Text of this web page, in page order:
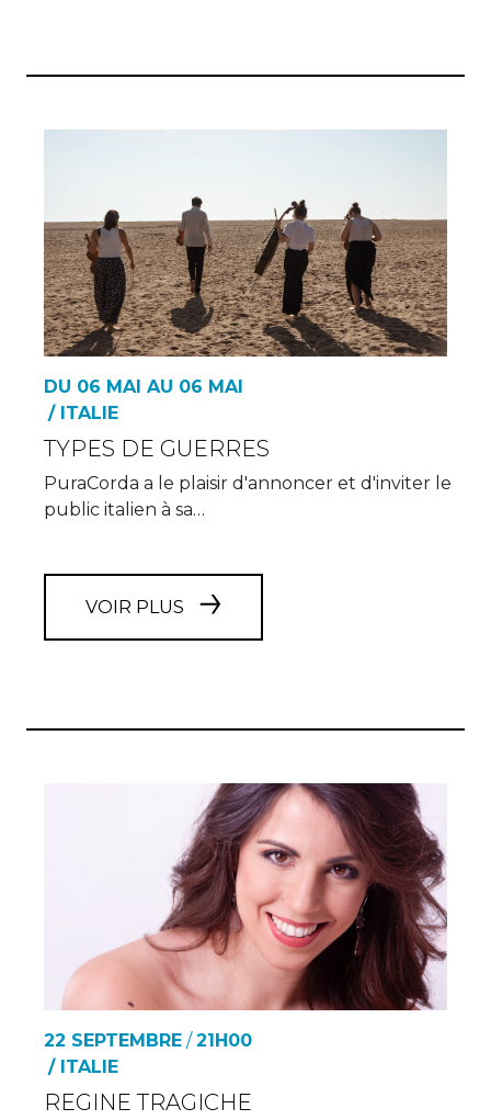
DU 06 MAI AU 06 MAI
/ ITALIE
TYPES DE GUERRES
PuraCorda a le plaisir d'annoncer et d'inviter le
public italien à sa…
VOIR PLUS
22 SEPTEMBRE / 21H00
/ ITALIE
REGINE TRAGICHE